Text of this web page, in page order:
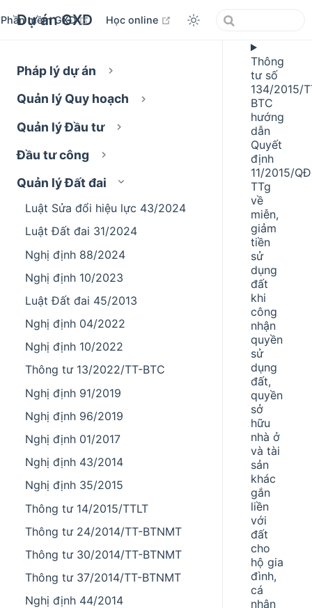
Dự án GXD
Phần mềm GXD open in new window
Học online open in new window
Pháp lý dự án
Quản lý Quy hoạch
Quản lý Đầu tư
Đầu tư công
Quản lý Đất đai
Luật Sửa đổi hiệu lực 43/2024
Luật Đất đai 31/2024
Nghị định 88/2024
Nghị định 10/2023
Luật Đất đai 45/2013
Nghị định 04/2022
Nghị định 10/2022
Thông tư 13/2022/TT-BTC
Nghị định 91/2019
Nghị định 96/2019
Nghị định 01/2017
Nghị định 43/2014
Nghị định 35/2015
Thông tư 14/2015/TTLT
Thông tư 24/2014/TT-BTNMT
Thông tư 30/2014/TT-BTNMT
Thông tư 37/2014/TT-BTNMT
Nghị định 44/2014
Thông
tư số
134/2015/
BTC
hướng
dẫn
Quyết
định
11/2015/
TTg
về
miễn,
giảm
tiền
sử
dụng
đất
khi
công
nhận
quyền
sử
dụng
đất,
quyền
sở
hữu
nhà ở
và tài
sản
khác
gắn
liền
với
đất
cho
hộ gia
đình,
cá
nhân